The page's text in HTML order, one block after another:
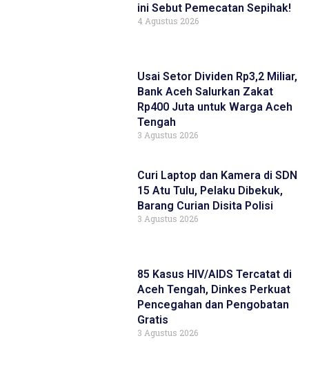
ini Sebut Pemecatan Sepihak!
4 Agustus 2026
Usai Setor Dividen Rp3,2 Miliar,
Bank Aceh Salurkan Zakat
Rp400 Juta untuk Warga Aceh
Tengah
3 Agustus 2026
Curi Laptop dan Kamera di SDN
15 Atu Tulu, Pelaku Dibekuk,
Barang Curian Disita Polisi
3 Agustus 2026
85 Kasus HIV/AIDS Tercatat di
Aceh Tengah, Dinkes Perkuat
Pencegahan dan Pengobatan
Gratis
3 Agustus 2026